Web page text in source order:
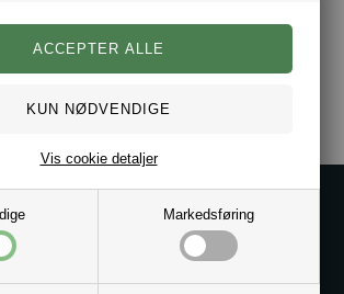
Markedsføring
Vis cookie detaljer
Kundeservice@bestman.dk